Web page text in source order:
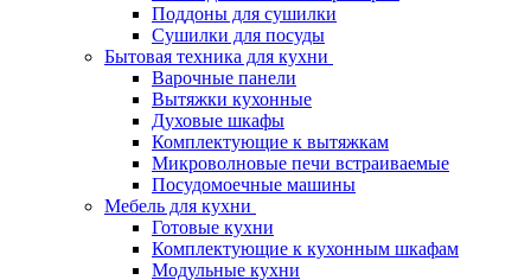
Поддоны для сушилки
Сушилки для посуды
Бытовая техника для кухни
Варочные панели
Вытяжки кухонные
Духовые шкафы
Комплектующие к вытяжкам
Микроволновые печи встраиваемые
Посудомоечные машины
Мебель для кухни
Готовые кухни
Комплектующие к кухонным шкафам
Модульные кухни